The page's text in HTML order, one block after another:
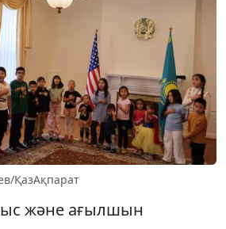
ҚазАқпарат
және ағылшын